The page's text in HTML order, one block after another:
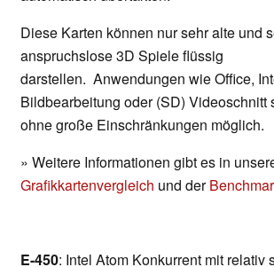
Diese Karten können nur sehr alte und
anspruchslose 3D Spiele flüssig
darstellen. Anwendungen wie Office,
Bildbearbeitung oder (SD) Videoschnitt
ohne große Einschränkungen möglich.
» Weitere Informationen gibt es in
Grafikkartenvergleich und der
E-450: Intel Atom Konkurrent mit relativ